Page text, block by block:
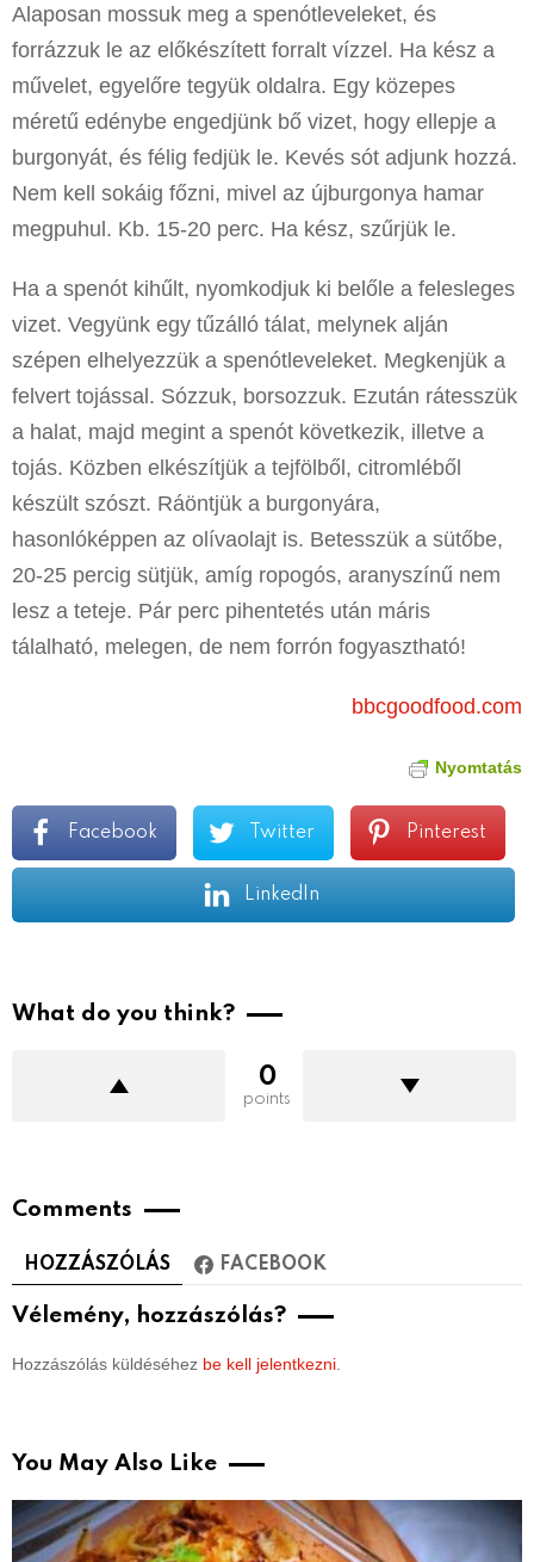
Alaposan mossuk meg a spenótleveleket, és
forrázzuk le az előkészített forralt vízzel. Ha kész a
művelet, egyelőre tegyük oldalra. Egy közepes
méretű edénybe engedjünk bő vizet, hogy ellepje a
burgonyát, és félig fedjük le. Kevés sót adjunk hozzá.
Nem kell sokáig főzni, mivel az újburgonya hamar
megpuhul. Kb. 15-20 perc. Ha kész, szűrjük le.
Ha a spenót kihűlt, nyomkodjuk ki belőle a felesleges
vizet. Vegyünk egy tűzálló tálat, melynek alján
szépen elhelyezzük a spenótleveleket. Megkenjük a
felvert tojással. Sózzuk, borsozzuk. Ezután rátesszük
a halat, majd megint a spenót következik, illetve a
tojás. Közben elkészítjük a tejfölből, citromléből
készült szószt. Ráöntjük a burgonyára,
hasonlóképpen az olívaolajt is. Betesszük a sütőbe,
20-25 percig sütjük, amíg ropogós, aranyszínű nem
lesz a teteje. Pár perc pihentetés után máris
tálalható, melegen, de nem forrón fogyasztható!
bbcgoodfood.com
Nyomtatás
Facebook Twitter Pinterest
LinkedIn
What do you think?
0
points
Comments
HOZZÁSZÓLÁS FACEBOOK
Vélemény, hozzászólás?
Hozzászólás küldéséhez be kell jelentkezni
You May Also Like